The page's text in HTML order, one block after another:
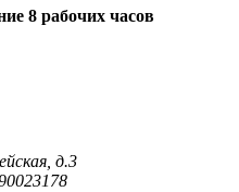
8 рабочих часов
д.3